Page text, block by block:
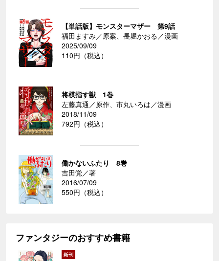
【単話版】モンスターマザー 第9話
福田ますみ／原案、長堀かおる／漫画
2025/09/09
110円（税込）
将棋指す獣 1巻
左藤真通／原作、市丸いろは／漫画
2018/11/09
792円（税込）
働かないふたり 8巻
吉田覚／著
2016/07/09
550円（税込）
ファンタジーのおすすめ書籍